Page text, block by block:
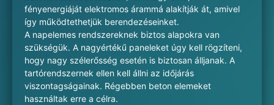
fényenergiáját elektromos árammá alakítják át, amivel
így működtethetjük berendezéseinket.
A napelemes rendszereknek biztos alapokra van
szükségük. A nagyértékű paneleket úgy kell rögzíteni,
hogy nagy szélerősség esetén is biztosan álljanak. A
tartórendszernek ellen kell állni az időjárás
viszontagságainak. Régebben beton elemeket
használtak erre a célra.